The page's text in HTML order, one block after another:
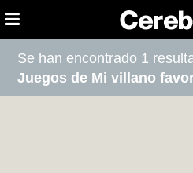
Se han encontrado 1
Juegos de Mi villano